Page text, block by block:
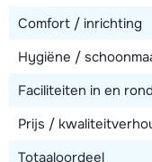
Comfort / inrichting
Hygiëne /
Faciliteiten in en
Prijs /
Totaaloordeel